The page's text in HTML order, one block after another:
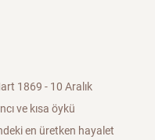
1869 - 10 Aralık
ve kısa öykü
en üretken hayalet